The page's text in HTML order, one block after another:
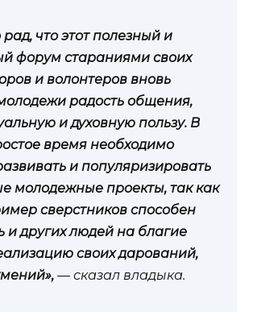
что этот полезный и
форум стараниями своих
и волонтеров вновь
радость общения,
и духовную пользу. В
время необходимо
и популяризировать
молодежные проекты, так как
сверстников способен
и других людей на благие
своих дарований,
— сказал владыка.